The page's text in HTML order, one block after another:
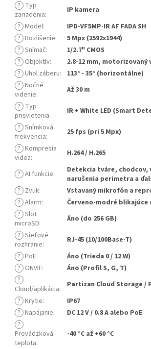
? Typ
zariadenia:
IP kamera
? Model:
IPD-VF5MP-IR AF FADA SH
? Rozlíšenie:
5 Mpx (2592x1944)
? Snímač:
1/2.7" CMOS
? Objektív:
2.8-12 mm,
? Uhol záberu:
113° - 35° (horizontálne)
? Nočné
videnie:
Až 30 m
? Typ
prisvietenia:
IR + White LED (Smart
? Snímková
frekvencia:
25 fps (pri 5 Mpx)
? Kompresia
videa: H.264 / H.265
? AI funkcie:
Detekcia tváre, chodcov,
narušenia perimetra a
? Zvuk:
Vstavaný mikrofón a
? Alarm:
Červeno-modré blikajúce
? Slot
microSD:
Áno (do 256 GB)
? Sieťové
rozhranie:
RJ-45 (10/100Base-T)
? PoE:
Áno (Trieda 0 / 12 W)
? ONVIF:
Áno (Profil S, G, T)
?
Cloud/aplikácia:
Partizan Cloud Storage /
? Krytie:
IP67
? Napájanie:
DC 12 V / 0.8 A alebo PoE
?
Prevádzková
teplota:
-40 °C až +60 °C